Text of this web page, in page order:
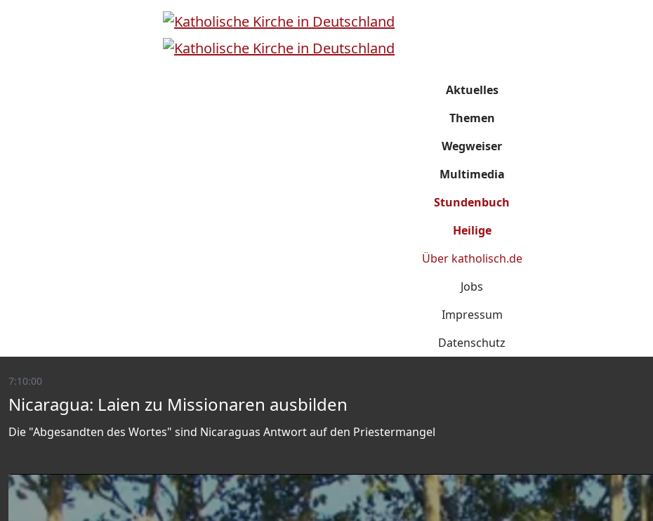
Aktuelles
Themen
Wegweiser
Multimedia
Stundenbuch
Heilige
Über katholisch.de
Jobs
Impressum
Datenschutz
7:10:00
Nicaragua: Laien zu Missionaren ausbilden
Die "Abgesandten des Wortes" sind Nicaraguas Antwort auf den Priestermangel